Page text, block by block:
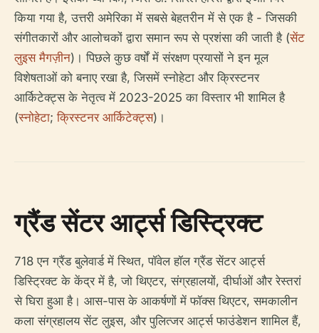
किया गया है, उत्तरी अमेरिका में सबसे बेहतरीन में से एक है - जिसकी
संगीतकारों और आलोचकों द्वारा समान रूप से प्रशंसा की जाती है (सेंट
लुइस मैगज़ीन)। पिछले कुछ वर्षों में संरक्षण प्रयासों ने इन मूल
विशेषताओं को बनाए रखा है, जिसमें स्नोहेटा और क्रिस्टनर
आर्किटेक्ट्स के नेतृत्व में 2023-2025 का विस्तार भी शामिल है
(स्नोहेटा;क्रिस्टनर आर्किटेक्ट्स)।
ग्रैंड सेंटर आर्ट्स डिस्ट्रिक्ट
718 एन ग्रैंड बुलेवार्ड में स्थित, पॉवेल हॉल ग्रैंड सेंटर आर्ट्स
डिस्ट्रिक्ट के केंद्र में है, जो थिएटर, संग्रहालयों, दीर्घाओं और रेस्तरां
से घिरा हुआ है। आस-पास के आकर्षणों में फॉक्स थिएटर, समकालीन
कला संग्रहालय सेंट लुइस, और पुलित्जर आर्ट्स फाउंडेशन शामिल हैं,